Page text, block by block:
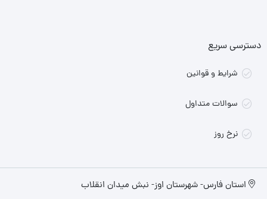
دسترسی سریع
شرایط و قوانین
سوالات متداول
نرخ روز
استان فارس- شهرستان اوز- نبش میدان انقلاب